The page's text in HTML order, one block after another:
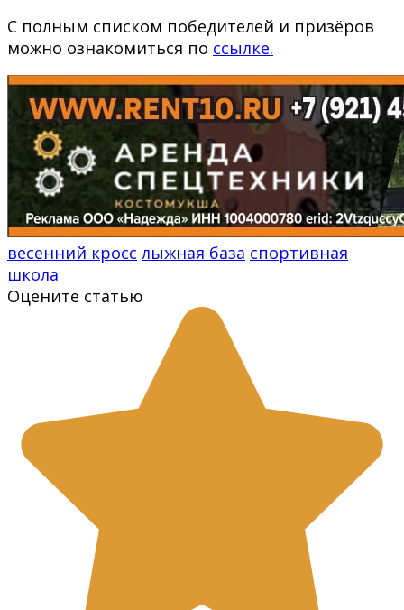
С полным списком победителей и призёров
можно ознакомиться по ссылке.
весенний кросс лыжная база спортивная
школа
Оцените статью